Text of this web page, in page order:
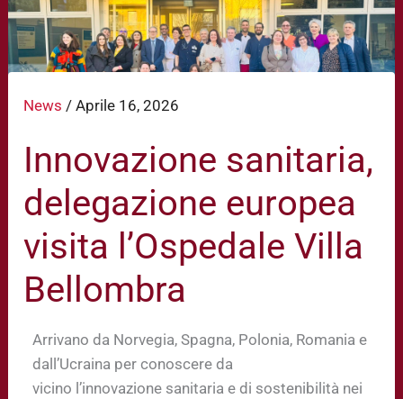
News /Aprile 16, 2026
Innovazione sanitaria,
delegazione europea
visita l’Ospedale Villa
Bellombra
Arrivano da Norvegia, Spagna, Polonia, Romania e
dall’Ucraina per conoscere da
vicino l’innovazione sanitaria e di sostenibilità nei